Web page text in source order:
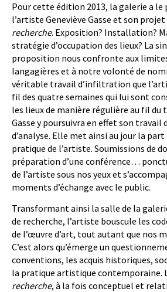
Pour cette édition 2013, la galerie a le
l’artiste Geneviève Gasse et son
recherche. Exposition? Installation?
stratégie d’occupation des lieux? La
proposition nous confronte aux
langagières et à notre volonté de
véritable travail d’infiltration que
fil des quatre semaines qui lui sont
les lieux de manière régulière au fil du
Gasse y poursuivra en effet son travail
d’analyse. Elle met ainsi au jour la
pratique de l’artiste. Soumissions de
préparation d’une conférence…
de l’artiste sous nos yeux et
moments d’échange avec le public.
Transformant ainsi la salle de la
de recherche, l’artiste bouscule les
de l’œuvre d’art, tout autant que nos
C’est alors qu’émerge un
conventions, les acquis historiques,
la pratique artistique contemporaine.
recherche, à la fois conceptuel et